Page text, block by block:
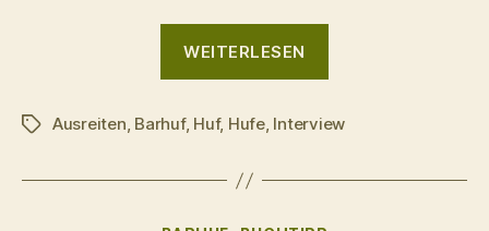
WEITERLESEN
9
an:
Schlagwörter
Ausreiten, Barhuf, Huf, Hufe, Interview